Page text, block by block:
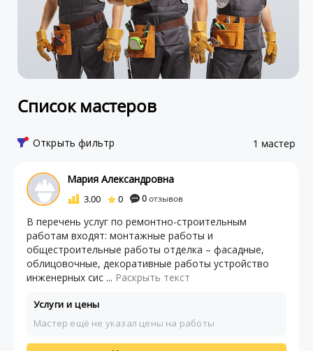
Список мастеров
Открыть фильтр 1 мастер
Мария Александровна
3.00 0 0отзывов
В перечень услуг по ремонтно-строительным
работам входят: монтажные работы и
общестроительные работы отделка – фасадные,
облицовочные, декоративные работы устройство
инженерных сис ... Раскрыть текст
Услуги и цены
Мастер ещё не указал цены на работы